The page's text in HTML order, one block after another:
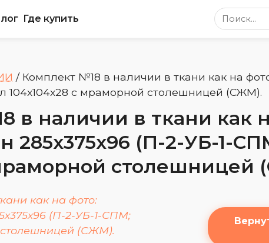
Где купить Поиск по
/ Комплект №18 в наличии в ткани как на
104х104х28 с мраморной столешницей (СЖМ).
в наличии в ткани как
(П-2-УБ-1-
столешницей